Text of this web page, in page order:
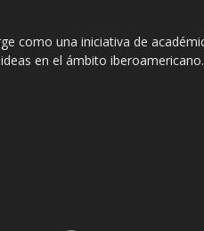
como una iniciativa de
en el ámbito iberoamericano.